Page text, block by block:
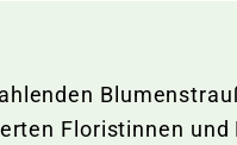
Floristinnen